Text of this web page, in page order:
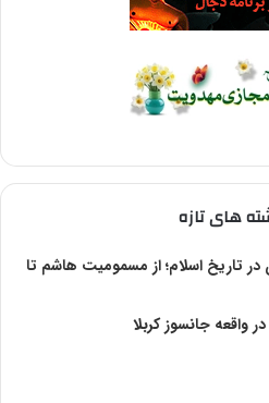
های تازه
در تاریخ اسلام؛ از مسمومیت هاشم تا
واقعه جانسوز کربلا